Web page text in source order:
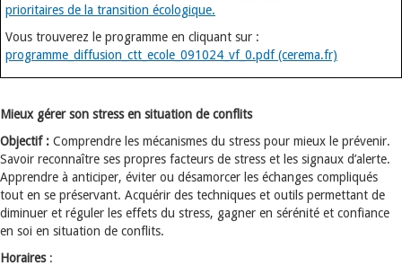
prioritaires de la transition écologique.
Vous trouverez le programme en cliquant sur :
programme_diffusion_ctt_ecole_091024_vf_0.pdf (cerema.fr)
Mieux gérer son stress en situation de conflits
Objectif : Comprendre les mécanismes du stress pour mieux le prévenir.
Savoir reconnaître ses propres facteurs de stress et les signaux d’alerte.
Apprendre à anticiper, éviter ou désamorcer les échanges compliqués
tout en se préservant. Acquérir des techniques et outils permettant de
diminuer et réguler les effets du stress, gagner en sérénité et confiance
en soi en situation de conflits.
Horaires: